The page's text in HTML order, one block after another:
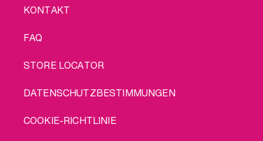
KONTAKT
FAQ
STORE LOCATOR
DATENSCHUTZBESTIMMUNGEN
COOKIE-RICHTLINIE